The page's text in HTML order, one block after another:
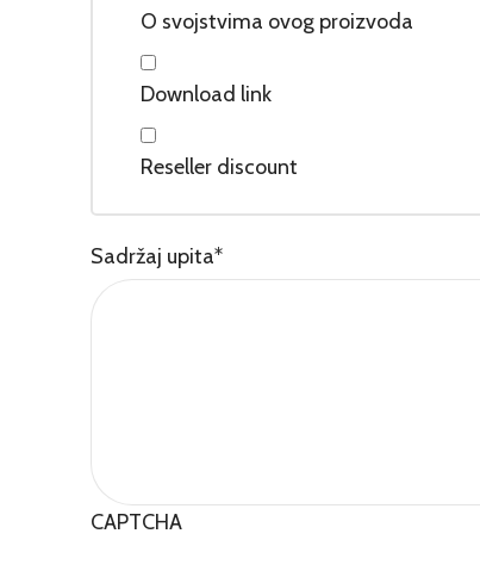
O svojstvima ovog proizvoda
Download link
Reseller discount
Sadržaj upita*
CAPTCHA